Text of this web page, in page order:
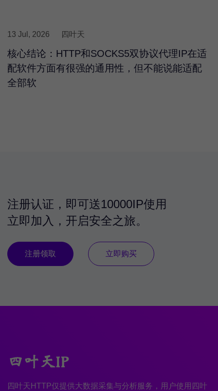
13 Jul, 2026 四叶天
核心结论：HTTP和SOCKS5双协议代理IP在适
配软件方面有很强的通用性，但不能说能适配
全部软
注册认证，即可送10000IP使用
立即加入，开启安全之旅。
注册领取 立即购买
四叶天HTTP仅提供大数据采集与分析服务，用户使用四叶